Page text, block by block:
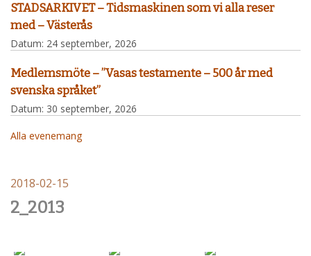
STADSARKIVET – Tidsmaskinen som vi alla reser
med – Västerås
Datum: 24 september, 2026
Medlemsmöte – ”Vasas testamente – 500 år med
svenska språket”
Datum: 30 september, 2026
Alla evenemang
2018-02-15
2_2013